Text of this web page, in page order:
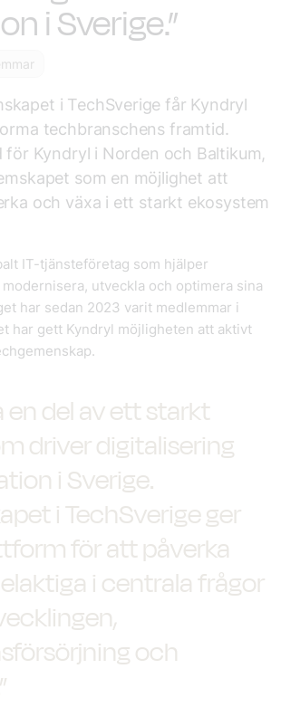
i Sverige.”
i TechSverige får Kyndryl
techbranschens framtid.
för Kyndryl i Norden och Baltikum,
som en möjlighet att
och växa i ett starkt ekosystem
IT-tjänsteföretag som hjälper
utveckla och optimera sina
har sedan 2023 varit medlemmar i
har gett Kyndryl möjligheten att aktivt
en del av ett starkt
driver digitalisering
i Sverige.
i TechSverige ger
för att påverka
i centrala frågor
och